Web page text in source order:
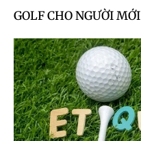
GOLF CHO NGƯỜI MỚI